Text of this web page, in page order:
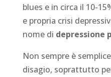
blues e in circa il 10-
e propria crisi
nome di depressione
Non sempre è
disagio, soprattutto